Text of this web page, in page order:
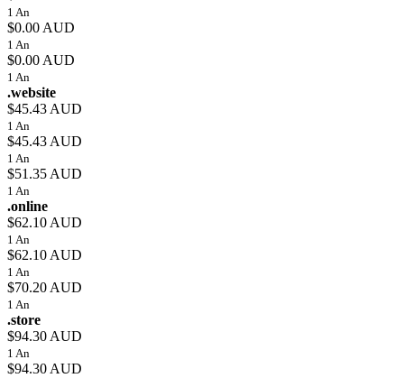
1 An
$0.00 AUD
1 An
$0.00 AUD
1 An
.website
$45.43 AUD
1 An
$45.43 AUD
1 An
$51.35 AUD
1 An
.online
$62.10 AUD
1 An
$62.10 AUD
1 An
$70.20 AUD
1 An
.store
$94.30 AUD
1 An
$94.30 AUD